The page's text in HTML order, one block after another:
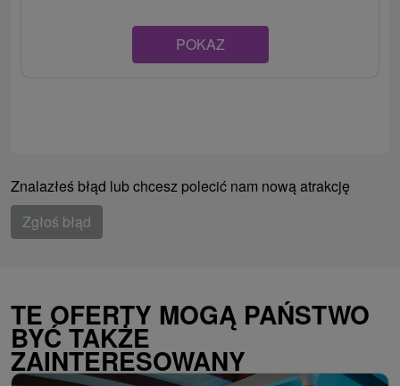
POKAZ
Znalazłeś błąd lub chcesz polecić nam nową atrakcję
Zgłoś błąd
TE OFERTY MOGĄ PAŃSTWO
BYĆ TAKŻE
ZAINTERESOWANY